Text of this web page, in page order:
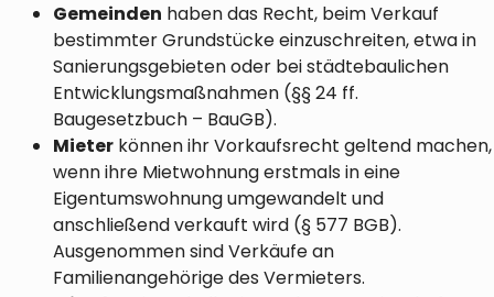
Gemeinden haben das Recht, beim Verkauf
bestimmter Grundstücke einzuschreiten, etwa in
Sanierungsgebieten oder bei städtebaulichen
Entwicklungsmaßnahmen (§§ 24 ff.
Baugesetzbuch – BauGB).
Mieter können ihr Vorkaufsrecht geltend machen,
wenn ihre Mietwohnung erstmals in eine
Eigentumswohnung umgewandelt und
anschließend verkauft wird (§ 577 BGB).
Ausgenommen sind Verkäufe an
Familienangehörige des Vermieters.